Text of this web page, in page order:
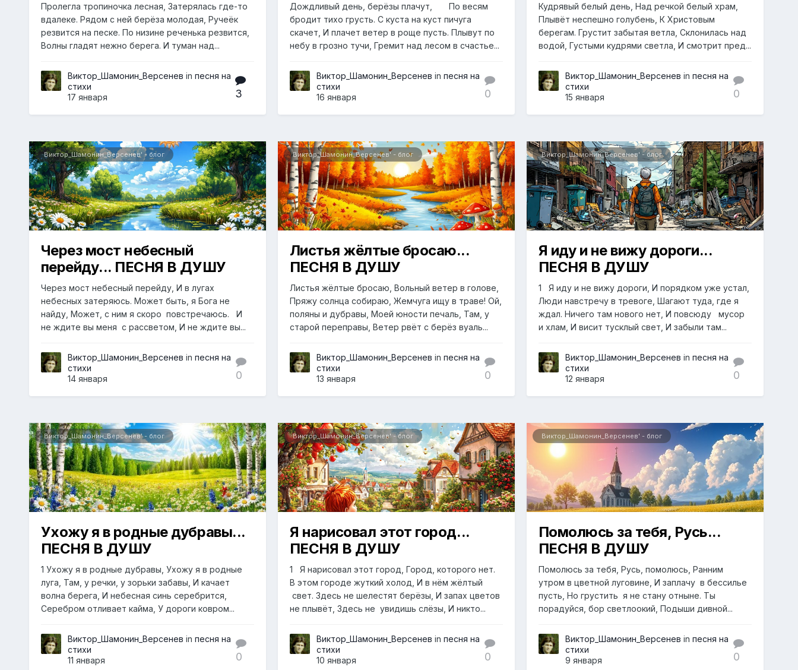
Пролегла тропиночка лесная, Затерялась где-то
вдалеке. Рядом с ней берёза молодая, Ручеёк
резвится на песке. По низине реченька резвится,
Волны гладят нежно берега. И туман над...
Виктор_Шамонин_Версенев in песня на
стихи
17 января
3
Дождливый день, берёзы плачут, По весям
бродит тихо грусть. С куста на куст пичуга
скачет, И плачет ветер в роще пусть. Плывут по
небу в грозно тучи, Гремит над лесом в счастье...
Виктор_Шамонин_Версенев in песня на
стихи
16 января
0
Кудрявый белый день, Над речкой белый храм,
Плывёт неспешно голубень, К Христовым
берегам. Грустит забытая ветла, Склонилась над
водой, Густыми кудрями светла, И смотрит пред...
Виктор_Шамонин_Версенев in песня на
стихи
15 января
0
Виктор_Шамонин_Версенев' - блог
Через мост небесный
перейду... ПЕСНЯ В ДУШУ
Через мост небесный перейду, И в лугах
небесных затеряюсь. Может быть, я Бога не
найду, Может, с ним я скоро повстречаюсь. И
не ждите вы меня с рассветом, И не ждите вы...
Виктор_Шамонин_Версенев in песня на
стихи
14 января
0
Виктор_Шамонин_Версенев' - блог
Листья жёлтые бросаю...
ПЕСНЯ В ДУШУ
Листья жёлтые бросаю, Вольный ветер в голове,
Пряжу солнца собираю, Жемчуга ищу в траве! Ой,
поляны и дубравы, Моей юности печаль, Там, у
старой переправы, Ветер рвёт с берёз вуаль...
Виктор_Шамонин_Версенев in песня на
стихи
13 января
0
Виктор_Шамонин_Версенев' - блог
Я иду и не вижу дороги...
ПЕСНЯ В ДУШУ
1 Я иду и не вижу дороги, И порядком уже устал,
Люди навстречу в тревоге, Шагают туда, где я
ждал. Ничего там нового нет, И повсюду мусор
и хлам, И висит тусклый свет, И забыли там...
Виктор_Шамонин_Версенев in песня на
стихи
12 января
0
Виктор_Шамонин_Версенев' - блог
Ухожу я в родные дубравы...
ПЕСНЯ В ДУШУ
1 Ухожу я в родные дубравы, Ухожу я в родные
луга, Там, у речки, у зорьки забавы, И качает
волна берега, И небесная синь серебрится,
Серебром отливает кайма, У дороги ковром...
Виктор_Шамонин_Версенев in песня на
стихи
11 января
0
Виктор_Шамонин_Версенев' - блог
Я нарисовал этот город...
ПЕСНЯ В ДУШУ
1 Я нарисовал этот город, Город, которого нет.
В этом городе жуткий холод, И в нём жёлтый
свет. Здесь не шелестят берёзы, И запах цветов
не плывёт, Здесь не увидишь слёзы, И никто...
Виктор_Шамонин_Версенев in песня на
стихи
10 января
0
Виктор_Шамонин_Версенев' - блог
Помолюсь за тебя, Русь...
ПЕСНЯ В ДУШУ
Помолюсь за тебя, Русь, помолюсь, Ранним
утром в цветной луговине, И заплачу в бессилье
пусть, Но грустить я не стану отныне. Ты
порадуйся, бор светлоокий, Подыши дивной...
Виктор_Шамонин_Версенев in песня на
стихи
9 января
0